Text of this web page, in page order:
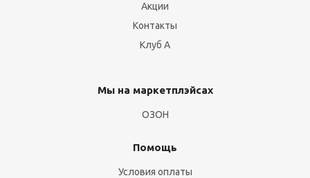
Акции
Контакты
Клуб А
Мы на маркетплэйсах
ОЗОН
Помощь
Условия оплаты